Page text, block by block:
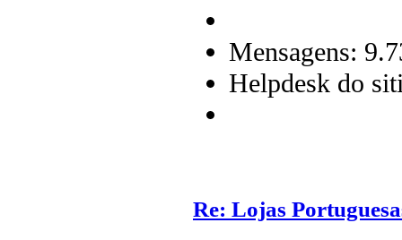
Mensagens:
Helpdesk do
Re: Lojas